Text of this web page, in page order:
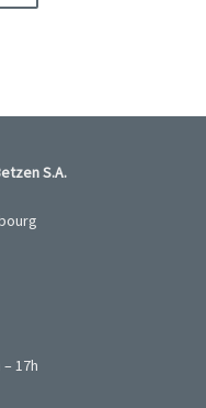
S.A.
17h